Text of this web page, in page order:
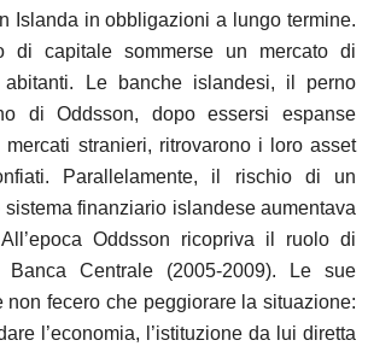
Islanda in obbligazioni a lungo termine.
di capitale sommerse un mercato di
Le banche islandesi, il perno
di Oddsson, dopo essersi espanse
stranieri, ritrovarono i loro asset
Parallelamente, il rischio di un
sistema finanziario islandese aumentava
Oddsson ricopriva il ruolo di
Banca Centrale (2005-2009). Le sue
non fecero che peggiorare la situazione:
l’economia, l’istituzione da lui diretta